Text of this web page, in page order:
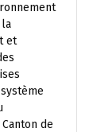
la
et
de